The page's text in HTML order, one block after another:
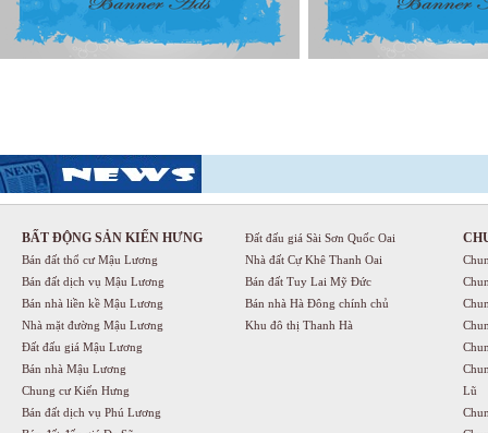
BẤT ĐỘNG SẢN KIẾN HƯNG
Bán đất thổ cư Mậu Lương
Bán đất dịch vụ Mậu Lương
Bán nhà liền kề Mậu Lương
Nhà mặt đường Mậu Lương
Đất đấu giá Mậu Lương
Bán nhà Mậu Lương
Chung cư Kiến Hưng
Bán đất dịch vụ Phú Lương
Đất đấu giá Sài Sơn Quốc Oai
Nhà đất Cự Khê Thanh Oai
Bán đất Tuy Lai Mỹ Đức
Bán nhà Hà Đông chính chủ
Khu đô thị Thanh Hà
Lũ